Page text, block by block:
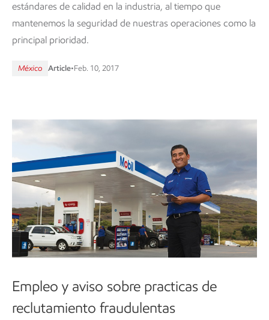
estándares de calidad en la industria, al tiempo que
mantenemos la seguridad de nuestras operaciones como la
principal prioridad.
México Article•Feb. 10, 2017
Empleo y aviso sobre practicas de
reclutamiento fraudulentas